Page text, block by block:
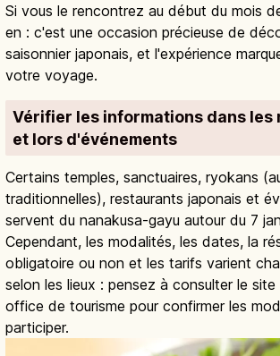
Si vous le rencontrez au début du mois
en : c'est une occasion précieuse de
saisonnier japonais, et l'expérience
votre voyage.
Vérifier les informations dans les
et lors d'événements
Certains temples, sanctuaires, ryokans
traditionnelles), restaurants japonais et
servent du nanakusa-gayu autour du 7
Cependant, les modalités, les dates, la
obligatoire ou non et les tarifs varient
selon les lieux : pensez à consulter le
office de tourisme pour confirmer les
participer.